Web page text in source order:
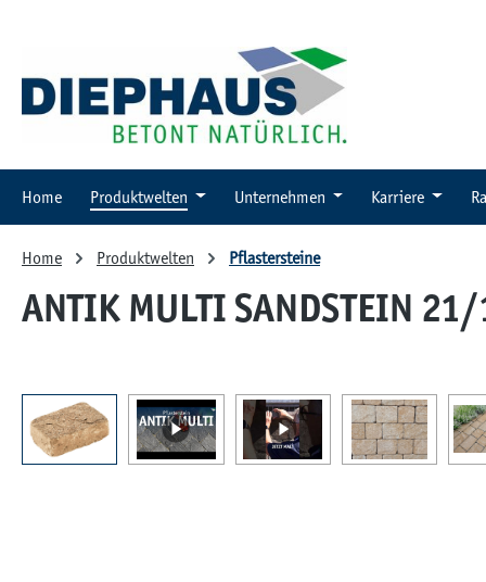
Home Produktwelten Unternehmen Karriere
Home Produktwelten Pflastersteine
ANTIK MULTI SANDSTEIN
Bildergalerie überspringen